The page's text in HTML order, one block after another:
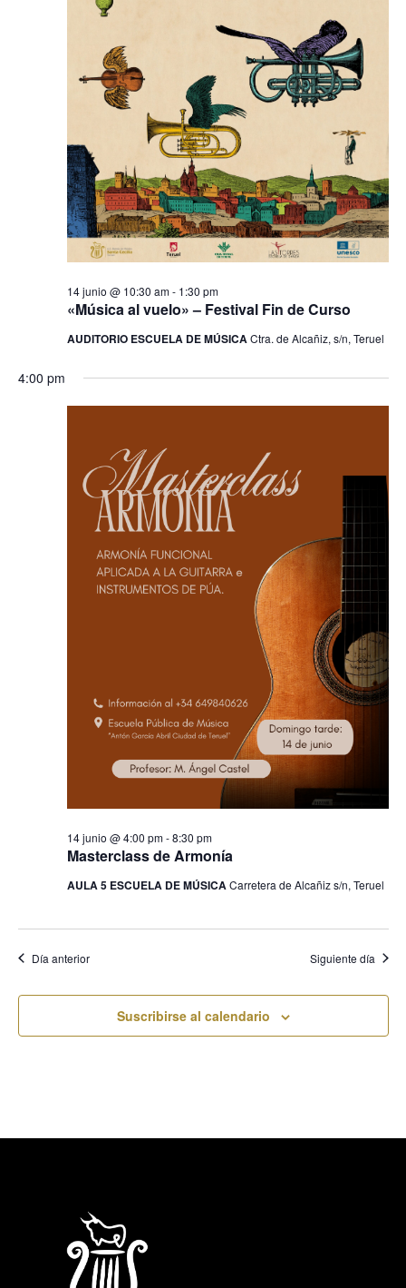
«Música al vuelo» – Festival Fin de Curso
14 junio @ 10:30 am- 1:30 pm
AUDITORIO ESCUELA DE MÚSICACtra. de Alcañiz, s/n, Teruel
4:00 pm
Masterclass de Armonía
14 junio @ 4:00 pm-8:30 pm
AULA 5 ESCUELA DE MÚSICACarretera de Alcañiz s/n, Teruel
Día anterior Siguiente día
Suscribirse al calendario